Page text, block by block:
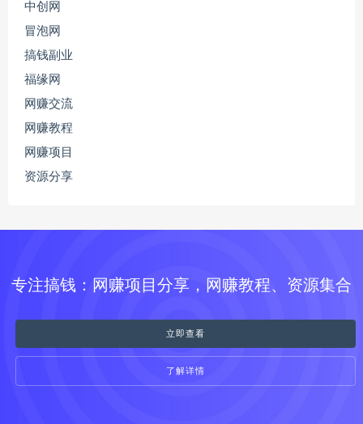
中创网
冒泡网
搞钱副业
福缘网
网赚交流
网赚教程
网赚项目
资源分享
专注搞钱：网赚项目分享，网赚教程、资源集合
立即查看
了解详情